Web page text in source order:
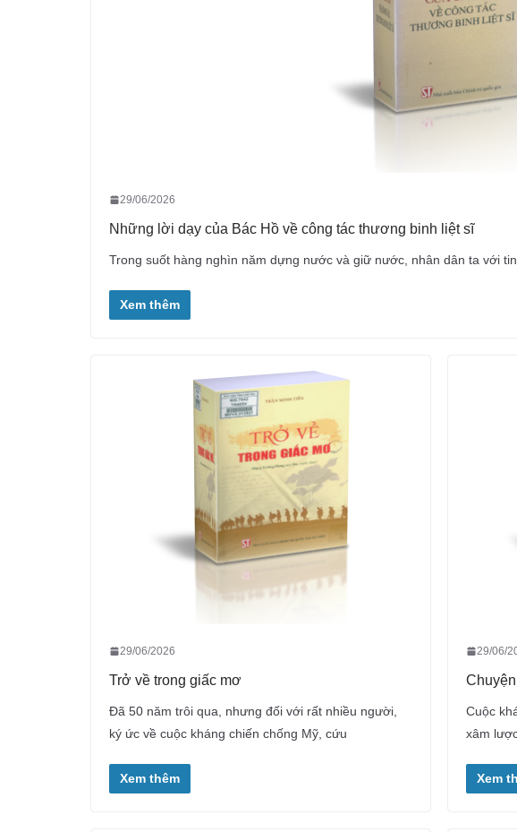
29/06/2026
Những lời dạy của Bác Hồ về công tác thương binh liệt sĩ
Trong suốt hàng nghìn năm dựng nước và giữ nước, nhân dân ta với
Xem thêm
29/06/2026
Trở về trong giấc mơ
Đã 50 năm trôi qua, nhưng đối với rất nhiều người,
ký ức về cuộc kháng chiến chống Mỹ, cứu
Xem thêm
29/06/
Cuộc
xâm
Xem